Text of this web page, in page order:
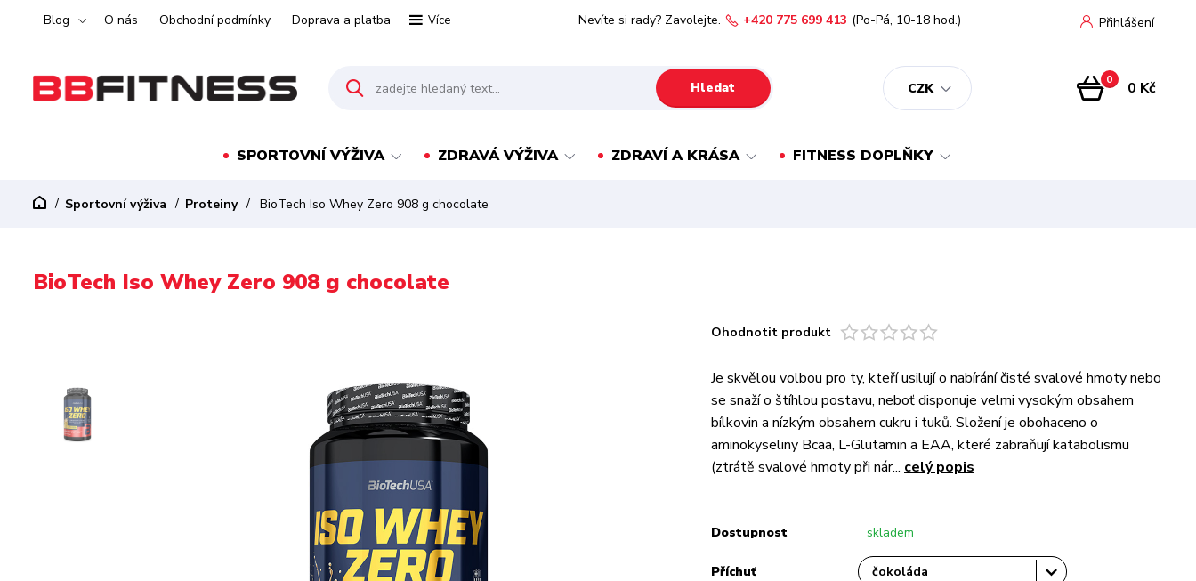
Blog O nás Obchodní podmínky Doprava a platba Více
CZK
Přihlášení
Hledat
Nevíte si rady? Zavolejte. +420 775 699 413 (Po-Pá, 10-18 hod.)
0 0 Kč
SPORTOVNÍ VÝŽIVA ZDRAVÁ VÝŽIVA ZDRAVÍ A KRÁSA FITNESS DOPLŇKY
Sportovní výživa Proteiny BioTech Iso Whey Zero 908 g chocolate
BioTech Iso Whey Zero 908 g chocolate
Ohodnotit produkt
Je skvělou volbou pro ty, kteří usilují o nabírání čisté svalové hmoty nebo
se snaží o štíhlou postavu, neboť disponuje velmi vysokým obsahem
bílkovin a nízkým obsahem cukru i tuků. Složení je obohaceno o
aminokyseliny Bcaa, L-Glutamin a EAA, které zabraňují katabolismu
(ztrátě svalové hmoty při nár... celý popis
Dostupnost skladem
Příchuť